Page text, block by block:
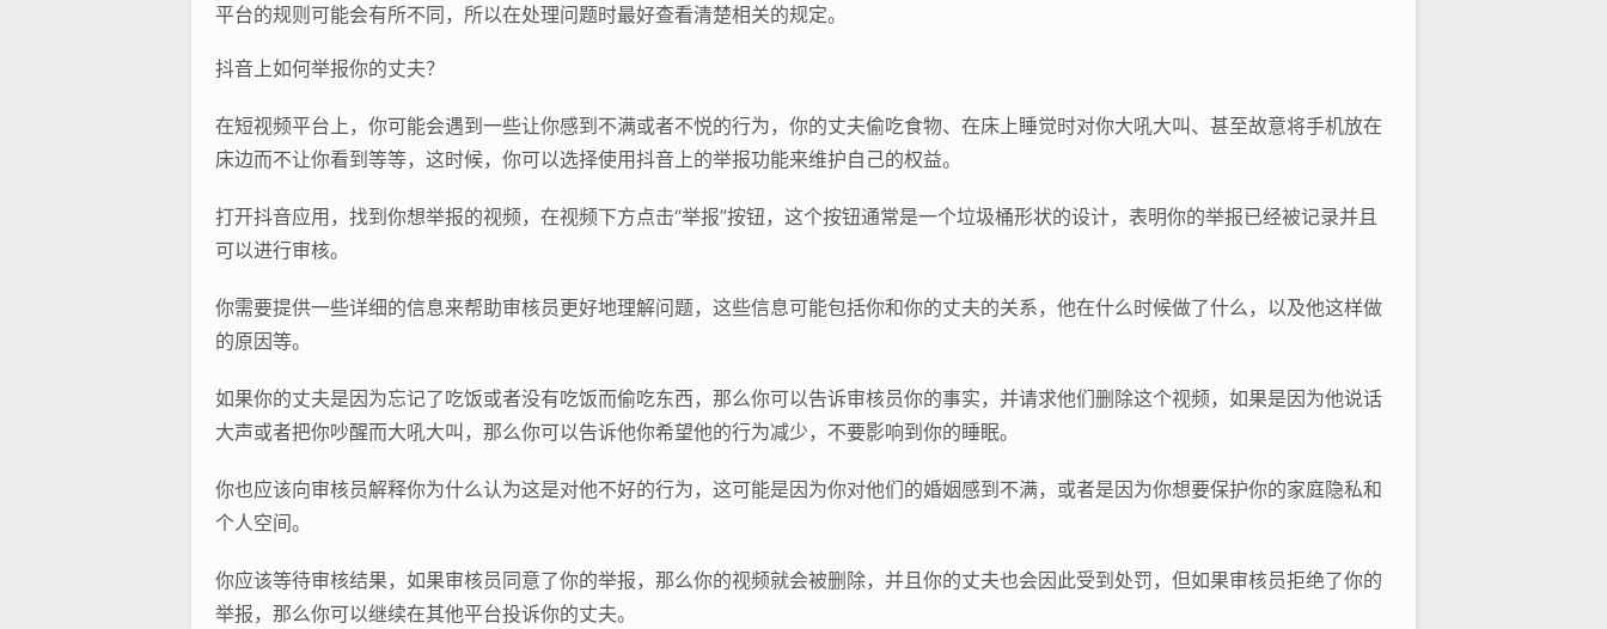
平台的规则可能会有所不同，所以在处理问题时最好查看清楚相关的规定。
抖音上如何举报你的丈夫？
在短视频平台上，你可能会遇到一些让你感到不满或者不悦的行为，你的丈夫偷吃食物、在床上睡觉时对你大吼大叫、甚至故意将手机放在
床边而不让你看到等等，这时候，你可以选择使用抖音上的举报功能来维护自己的权益。
打开抖音应用，找到你想举报的视频，在视频下方点击“举报”按钮，这个按钮通常是一个垃圾桶形状的设计，表明你的举报已经被记录并且
可以进行审核。
你需要提供一些详细的信息来帮助审核员更好地理解问题，这些信息可能包括你和你的丈夫的关系，他在什么时候做了什么，以及他这样做
的原因等。
如果你的丈夫是因为忘记了吃饭或者没有吃饭而偷吃东西，那么你可以告诉审核员你的事实，并请求他们删除这个视频，如果是因为他说话
大声或者把你吵醒而大吼大叫，那么你可以告诉他你希望他的行为减少，不要影响到你的睡眠。
你也应该向审核员解释你为什么认为这是对他不好的行为，这可能是因为你对他们的婚姻感到不满，或者是因为你想要保护你的家庭隐私和
个人空间。
你应该等待审核结果，如果审核员同意了你的举报，那么你的视频就会被删除，并且你的丈夫也会因此受到处罚，但如果审核员拒绝了你的
举报，那么你可以继续在其他平台投诉你的丈夫。